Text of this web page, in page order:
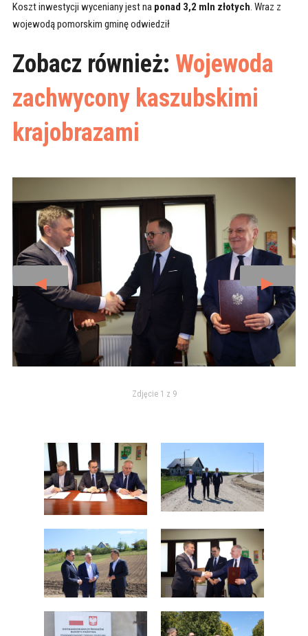
Koszt inwestycji wyceniany jest naponad 3,2 mln złotych. Wraz z
wojewodą pomorskim gminę odwiedził
Zobacz również: Wojewoda
zachwycony kaszubskimi
krajobrazami
◄ ►
Zdjęcie 1 z 9